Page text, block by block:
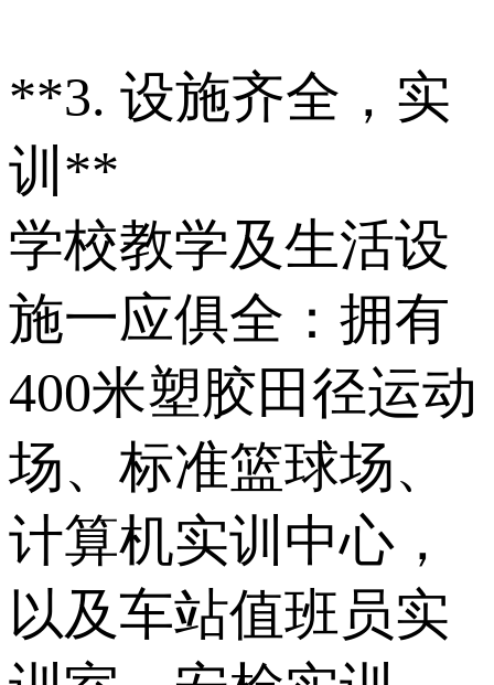
**3. 设施齐全，实
训**
学校教学及生活设
施一应俱全：拥有
400米塑胶田径运动
场、标准篮球场、
计算机实训中心，
以及车站值班员实